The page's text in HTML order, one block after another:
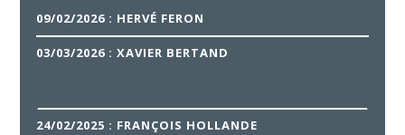
09/02/2026 : HERVÉ FERON
03/03/2026 : XAVIER BERTAND
24/02/2025 : FRANÇOIS HOLLANDE